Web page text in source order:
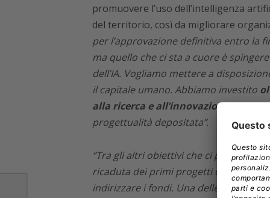
promuovere l’uso dell’intelligenza
del territorio, così da migliorare
per l’approvazione definitiva entro la
ma quello che ci sta a cuore è
dell’IA. Vogliamo mettere a
il capitale umano. Abbiamo investito
alla ricerca e all’innovazione.
progettualità depositata”.
“Tra gli altri obiettivi che ci poniamo–
ricaduta dei primi progetti che
indirizzare i fondi. Una delle